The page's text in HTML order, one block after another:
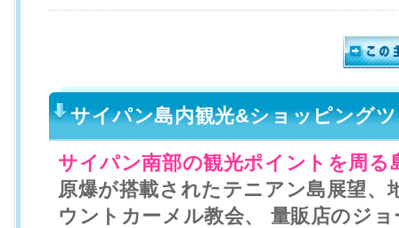
サイパン島内観光&ショッピング
サイパン南部の観光ポイントを周る
原爆が搭載されたテニアン島展望、
ウントカーメル教会、 量販店のジ